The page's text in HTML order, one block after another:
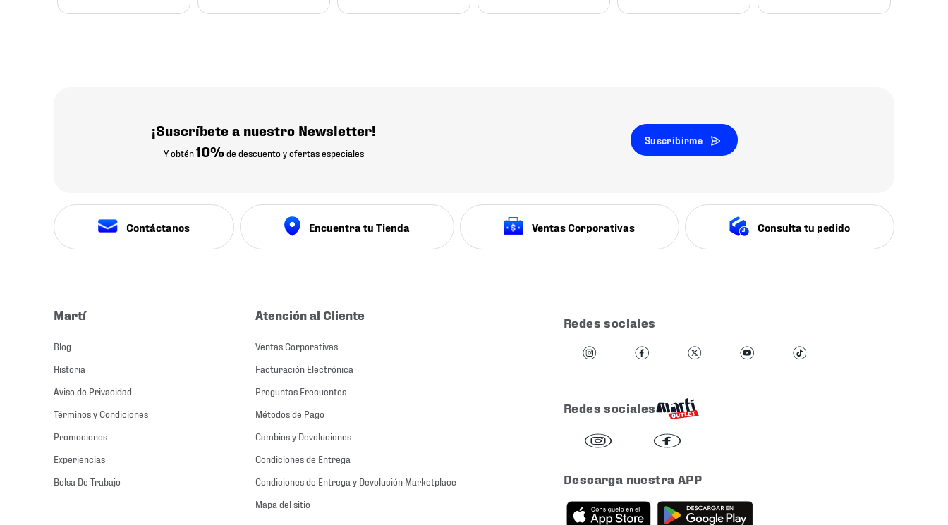
¡Suscríbete a nuestro Newsletter!
Y obtén10% de descuento y ofertas especiales
Suscribirme
Contáctanos Encuentra tu Tienda Ventas Corporativas Consulta tu pedido
Martí
Blog
Historia
Aviso de Privacidad
Términos y Condiciones
Promociones
Experiencias
Bolsa De Trabajo
Atención al Cliente
Ventas Corporativas
Facturación Electrónica
Preguntas Frecuentes
Métodos de Pago
Cambios y Devoluciones
Condiciones de Entrega
Condiciones de Entrega y Devolución Marketplace
Mapa del sitio
Redes sociales
Redes sociales
Descarga nuestra APP